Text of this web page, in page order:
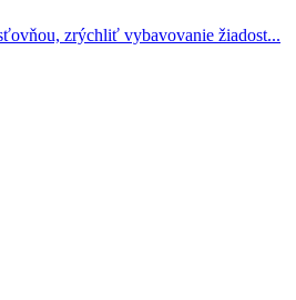
zrýchliť vybavovanie žiadost...